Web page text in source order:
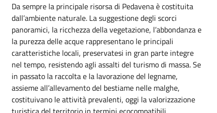
Da sempre la principale risorsa di Pedavena è costituita
dall’ambiente naturale. La suggestione degli scorci
panoramici, la ricchezza della vegetazione, l’abbondanza e
la purezza delle acque rappresentano le principali
caratteristiche locali, preservatesi in gran parte integre
nel tempo, resistendo agli assalti del turismo di massa. Se
in passato la raccolta e la lavorazione del legname,
assieme all’allevamento del bestiame nelle malghe,
costituivano le attività prevalenti, oggi la valorizzazione